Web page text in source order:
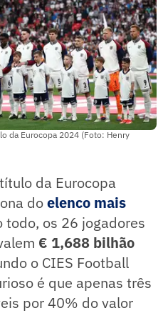
da Eurocopa 2024 (Foto: Henry
da Eurocopa
doelenco mais
todo, os 26 jogadores
€ 1,688 bilhão
o CIES Football
é que apenas três
por 40% do valor